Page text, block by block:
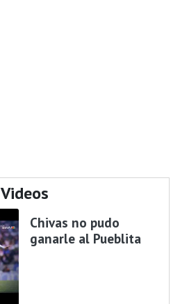
Videos
Chivas no pudo
ganarle al Pueblita